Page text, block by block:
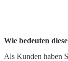
Wie bedeuten
Als Kunden haben